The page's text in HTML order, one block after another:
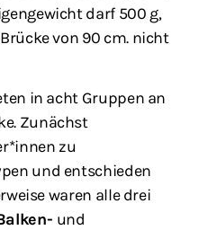
darf 500 g,
von 90 cm. nicht
in acht Gruppen an
Zunächst
zu
und entschieden
waren alle drei
und